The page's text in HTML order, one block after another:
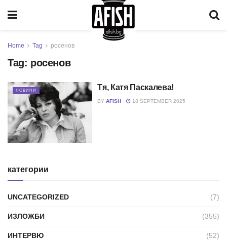
Home Tag росенов
Tag: росенов
НОВИНИ Тя, Катя Паскалева!
BY AFISH 18 SEPTEMBER 2025
категории
UNCATEGORIZED (7)
ИЗЛОЖБИ (355)
ИНТЕРВЮ (52)